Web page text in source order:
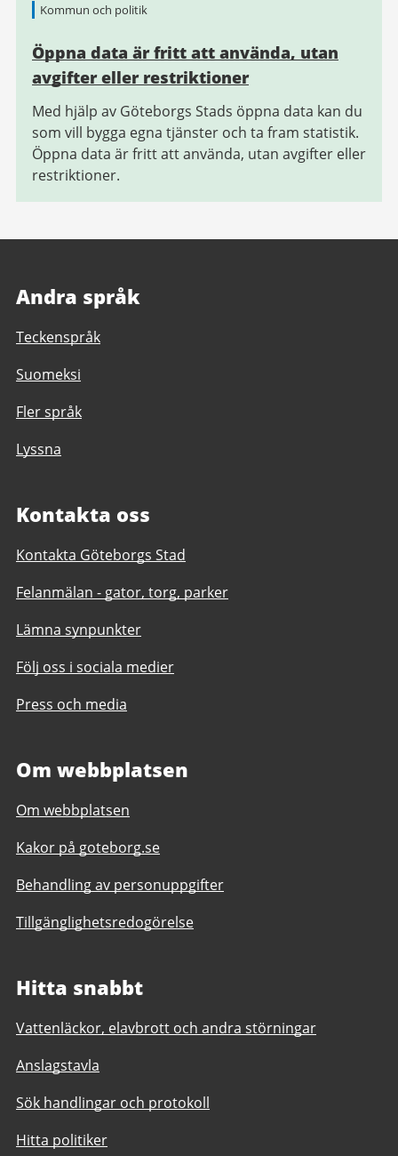
Kommun och politik
Öppna data är fritt att använda, utan
avgifter eller restriktioner
Med hjälp av Göteborgs Stads öppna data kan du
som vill bygga egna tjänster och ta fram statistik.
Öppna data är fritt att använda, utan avgifter eller
restriktioner.
Andra språk
Teckenspråk
Suomeksi
Fler språk
Lyssna
Kontakta oss
Kontakta Göteborgs Stad
Felanmälan - gator, torg, parker
Lämna synpunkter
Följ oss i sociala medier
Press och media
Om webbplatsen
Om webbplatsen
Kakor på goteborg.se
Behandling av personuppgifter
Tillgänglighetsredogörelse
Hitta snabbt
Vattenläckor, elavbrott och andra störningar
Anslagstavla
Sök handlingar och protokoll
Hitta politiker